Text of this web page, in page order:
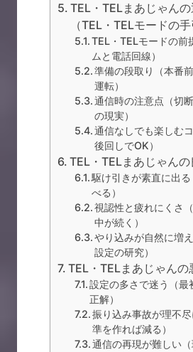
TEL・TELまあじゃん
（TEL・TELモードの手
TEL・TELモードの前
ムと電話回線）
準備の段取り（本番
運転）
通信時の注意点（切
の現実）
通信なしでも楽しむ
後回しでOK）
TEL・TELまあじゃんの
駆け引きが素直に出
べる）
視認性と疲れにくさ
中が続く）
やり込みが自然に増
設定の研究）
TEL・TELまあじゃんの
設定の多さで迷う（最
正解）
振り込み事故が理不
準を作れば減る）
通信の再現が難しい